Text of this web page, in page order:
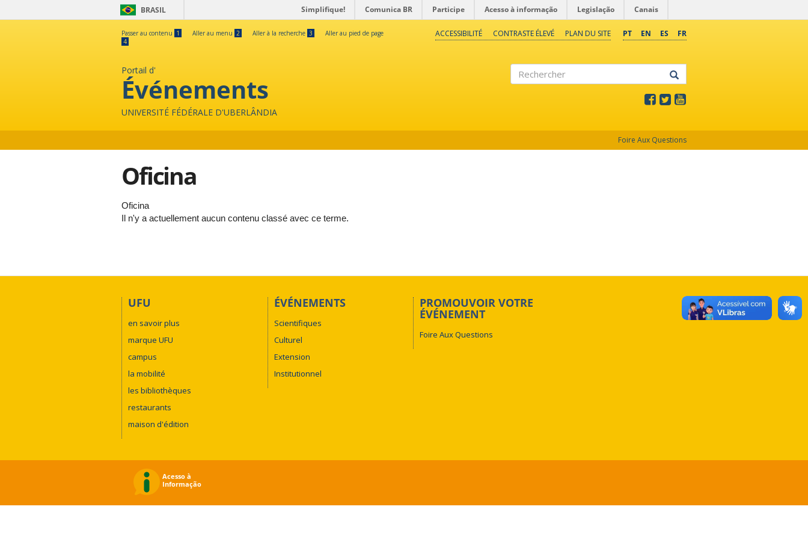
BRASIL Simplifique! Comunica BR Participe Acesso à informação Legislação Canais
Passer au contenu 1 Aller au menu 2 Aller à la recherche 3
Aller au pied de page
4
PT EN ES FR
ACCESSIBILITÉ CONTRASTE ÉLEVÉ PLAN DU SITE
Portail d'
Événements
UNIVERSITÉ FÉDÉRALE D'UBERLÂNDIA
Foire Aux Questions
Oficina
Oficina
Il n'y a actuellement aucun contenu classé avec ce terme.
UFU
en savoir plus
marque UFU
campus
la mobilité
les bibliothèques
restaurants
maison d'édition
ÉVÉNEMENTS
Scientifiques
Culturel
Extension
Institutionnel
PROMOUVOIR VOTRE
ÉVÉNEMENT
Foire Aux Questions